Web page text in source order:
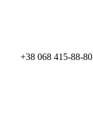
+38 068 415-88-80